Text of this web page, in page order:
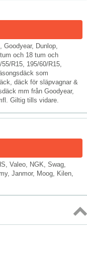
Dunlop,
och 18 tum och
R15, 195/60/R15,
som
däck för släpvagnar &
mm från Goodyear,
Giltig tills vidare.
Valeo, NGK, Swag,
Janmor, Moog, Kilen,
Topp